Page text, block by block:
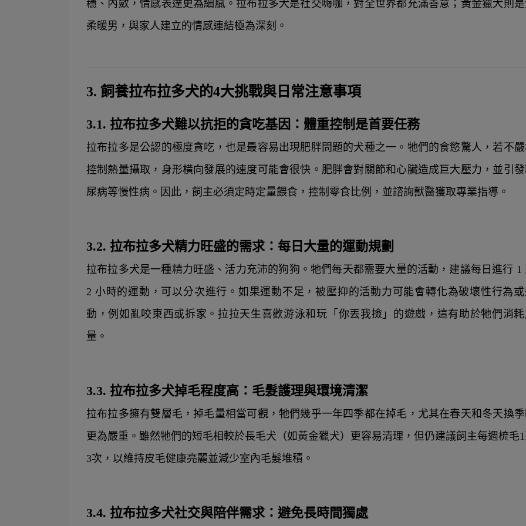
穩、內斂，情感表達更為細膩。拉布拉多犬是社交嗨咖，對全世界都充滿善意；黃金獵犬則是
柔暖男，與家人建立的情感連結極為深刻。
3. 飼養拉布拉多犬的4大挑戰與日常注意事項
3.1. 拉布拉多犬難以抗拒的貪吃基因：體重控制是首要任務
拉布拉多是公認的極度貪吃，也是最容易出現肥胖問題的犬種之一。牠們的食慾驚人，若不
控制熱量攝取，身形橫向發展的速度可能會很快。肥胖會對關節和心臟造成巨大壓力，並引
尿病等慢性病。因此，飼主必須定時定量餵食，控制零食比例，並諮詢獸醫獲取專業指導。
3.2. 拉布拉多犬精力旺盛的需求：每日大量的運動規劃
拉布拉多犬是一種精力旺盛、活力充沛的狗狗。牠們每天都需要大量的活動，建議每日進行 1
2 小時的運動，可以分次進行。如果運動不足，被壓抑的活動力可能會轉化為破壞性行為或
動，例如亂咬東西或拆家。拉拉天生喜歡游泳和玩「你丟我撿」的遊戲，這有助於牠們消
量。
3.3. 拉布拉多犬掉毛程度高：毛髮護理與環境清潔
拉布拉多擁有雙層毛，掉毛量相當可觀，牠們幾乎一年四季都在掉毛，尤其在春天和冬天換
更為嚴重。雖然牠們的短毛相較於長毛犬（如黃金獵犬）更容易清理，但仍建議飼主每週梳毛1
3次，以維持皮毛健康亮麗並減少室內毛髮堆積。
3.4. 拉布拉多犬社交與陪伴需求：避免長時間獨處